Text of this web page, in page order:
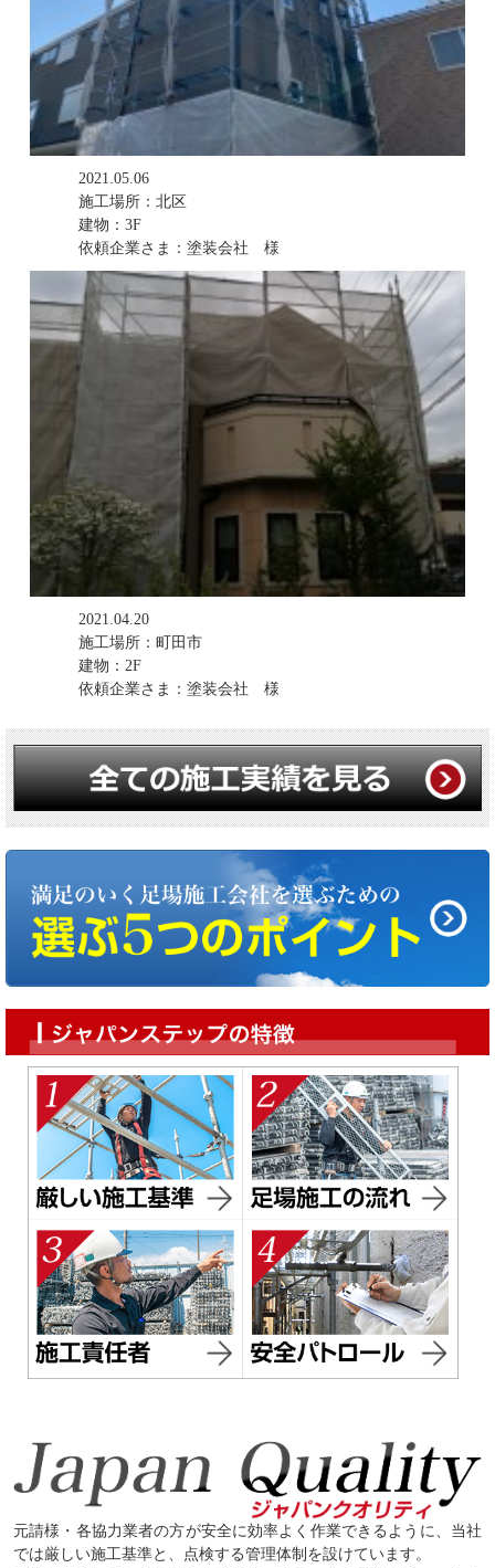
2021.05.06
施工場所：北区
建物：3F
依頼企業さま：塗装会社 様
2021.04.20
施工場所：町田市
建物：2F
依頼企業さま：塗装会社 様
元請様・各協力業者の方が安全に効率よく作業できるように、当社
では厳しい施工基準と、点検する管理体制を設けています。